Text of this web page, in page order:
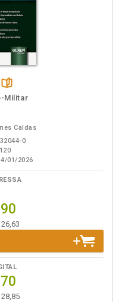
páginas
Militar
Caldas
0
120
01/2026